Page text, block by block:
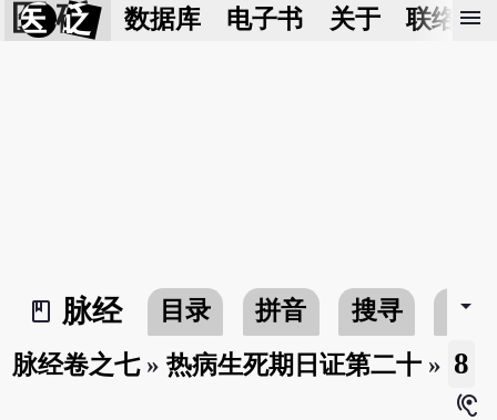
医 砭 数据库 电子书 关于 联络我
menu
book_2
脉经 目录 拼音 搜寻 书介
arrow_drop_down
脉经卷之七»热病生死期日证第二十 » 8
hearing